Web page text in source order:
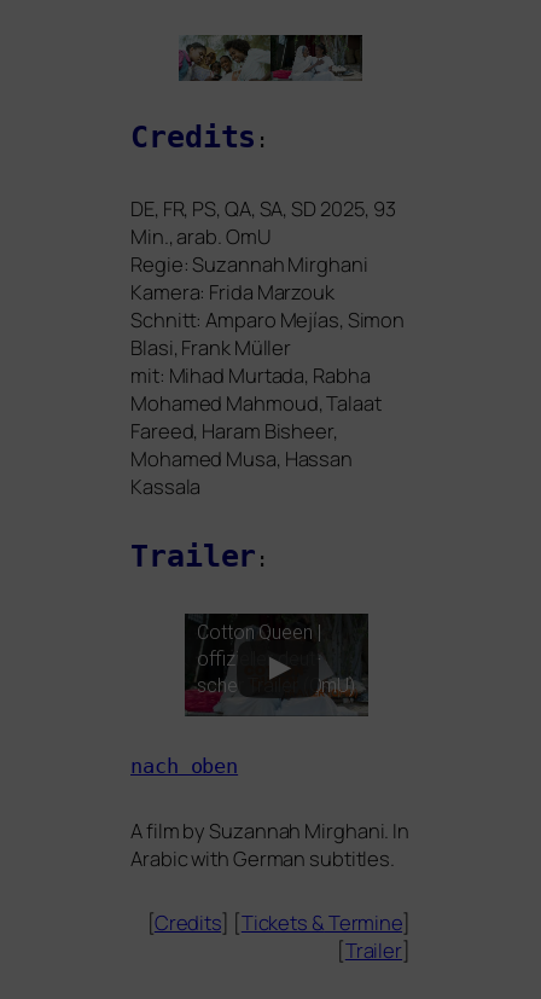
Credits :
DE, FR, PS, QA, SA, SD 2025, 93
Min., arab. OmU
Regie: Suzannah Mirghani
Kamera: Frida Marzouk
Schnitt: Amparo Mejías, Simon
Blasi, Frank Müller
mit: Mihad Murtada, Rabha
Mohamed Mahmoud, Talaat
Fareed, Haram Bisheer,
Mohamed Musa, Hassan
Kassala
Trailer :
Cotton Queen |
offi­zi­el­ler deut­
scher Trailer (OmU)
nach oben
A film by Suzannah Mirghani. In
Arabic with German subtitles.
[Credits] [Tickets &Termine]
[Trailer]